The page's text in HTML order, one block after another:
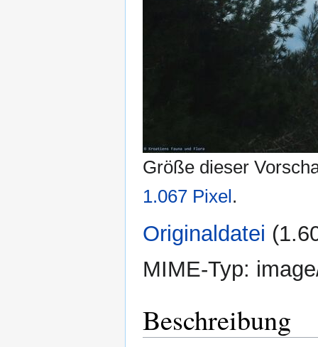
Größe dieser
1.067 Pixel.
Originaldatei
MIME-Typ:
Beschreibung